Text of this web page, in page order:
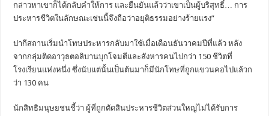
กล่าวหาเขาก็ได้กลับคำให้การ และยืนยันแล้วว่าเขาเป็นผู้บริสุทธิ์… การ
ประหารชีวิตในลักษณะเช่นนี้จึงถือว่าอยุติธรรมอย่างร้ายแรง”
ปากีสถานเริ่มนำโทษประหารกลับมาใช้เมื่อเดือนธันวาคมปีที่แล้ว หลัง
จากกลุ่มติดอาวุธตอลิบานบุกโจมตีและสังหารคนไปกว่า 150 ชีวิตที่
โรงเรียนแห่งหนึ่ง ซึ่งนับแต่นั้นเป็นต้นมาก็มีนักโทษที่ถูกแขวนคอไปแล้วก
ว่า 130 คน
นักสิทธิมนุษยชนชี้ว่า ผู้ที่ถูกตัดสินประหารชีวิตส่วนใหญ่ไม่ได้รับการ